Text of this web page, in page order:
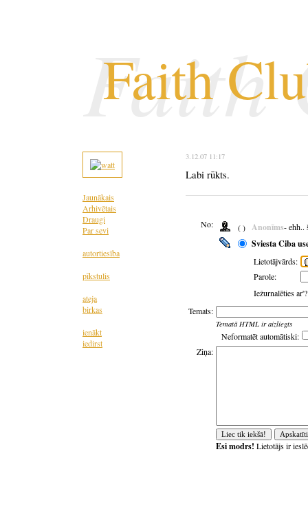
Faith
Faith
Jaunākais
Arhivētais
Draugi
Par sevi
autortiesība
pīkstulis
ateja
birkas
ienākt
iedirst
3.12.07 11:17
Labi rūkts.
No: ( ) Anonīms- ehh..
Sviesta Ciba
Lietotājvārds:
Parole:
Iežurnalēties
Temats:
Tematā HTML ir aizliegts
Neformatēt automātiski:
Ziņa:
Esi modrs! Lietotājs ir